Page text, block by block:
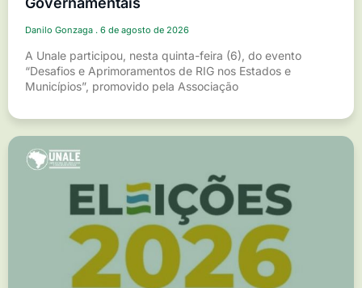
Danilo Gonzaga 6 de agosto de 2026
A Unale participou, nesta quinta-feira (6), do evento
“Desafios e Aprimoramentos de RIG nos Estados e
Municípios”, promovido pela Associação